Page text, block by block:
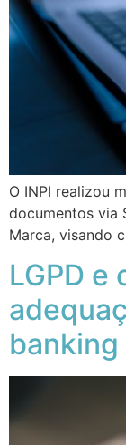
O INPI realizou
documentos via
Marca, visando
LGPD e
banking